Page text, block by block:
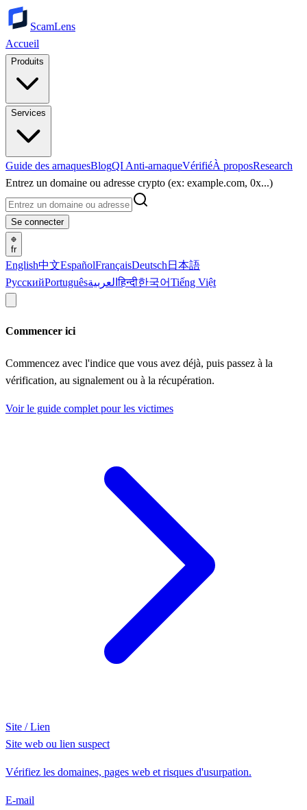
ScamLens
Accueil
Produits
Services
Guide des arnaquesBlogQI Anti-arnaqueVérifiéÀ proposResearch
Entrez un domaine ou adresse crypto (ex: example.com, 0x...)
Se connecter
fr
English中文EspañolFrançaisDeutsch 日本語
РусскийPortuguêsالعربيةहिन्दी한국어Tiếng Việt
Commencer ici
Commencez avec l'indice que vous avez déjà, puis passez à la
vérification, au signalement ou à la récupération.
Voir le guide complet pour les victimes
Site / Lien
Site web ou lien suspect
Vérifiez les domaines, pages web et risques d'usurpation.
E-mail